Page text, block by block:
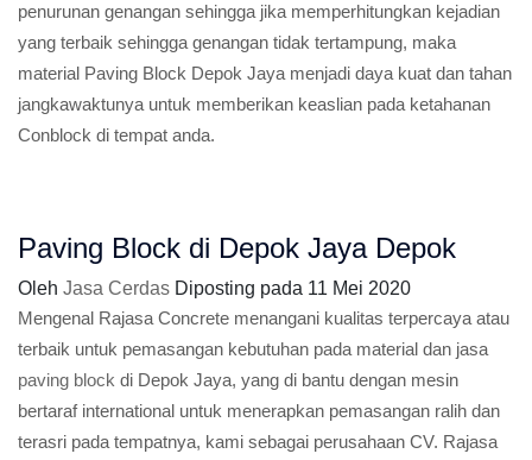
penurunan genangan sehingga jika memperhitungkan kejadian
yang terbaik sehingga genangan tidak tertampung, maka
material Paving Block Depok Jaya menjadi daya kuat dan tahan
jangkawaktunya untuk memberikan keaslian pada ketahanan
Conblock di tempat anda.
Paving Block di Depok Jaya Depok
Oleh Jasa Cerdas Diposting pada 11 Mei 2020
Mengenal Rajasa Concrete menangani kualitas terpercaya atau
terbaik untuk pemasangan kebutuhan pada material dan jasa
paving block di Depok Jaya, yang di bantu dengan mesin
bertaraf international untuk menerapkan pemasangan ralih dan
terasri pada tempatnya, kami sebagai perusahaan CV. Rajasa